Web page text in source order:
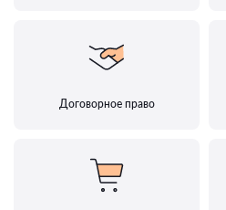
Договорное право